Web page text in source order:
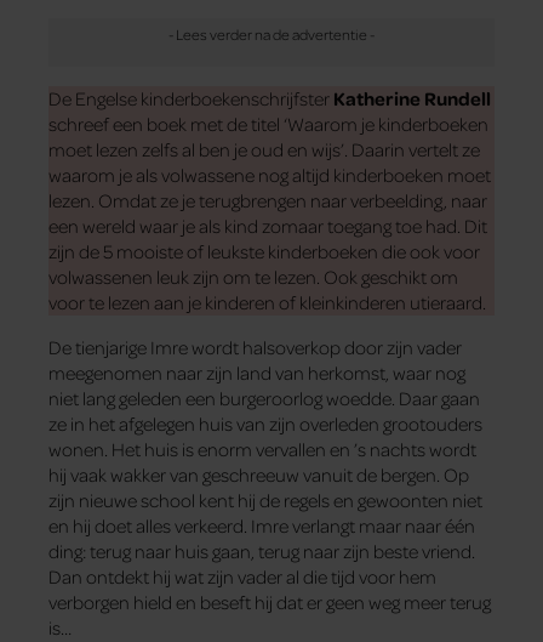
De Engelse kinderboekenschrijfster Katherine Rundell
schreef een boek met de titel ‘Waarom je kinderboeken
moet lezen zelfs al ben je oud en wijs’. Daarin vertelt ze
waarom je als volwassene nog altijd kinderboeken moet
lezen. Omdat ze je terugbrengen naar verbeelding, naar
een wereld waar je als kind zomaar toegang toe had. Dit
zijn de 5 mooiste of leukste kinderboeken die ook voor
volwassenen leuk zijn om te lezen. Ook geschikt om
voor te lezen aan je kinderen of kleinkinderen utieraard.
De tienjarige Imre wordt halsoverkop door zijn vader
meegenomen naar zijn land van herkomst, waar nog
niet lang geleden een burgeroorlog woedde. Daar gaan
ze in het afgelegen huis van zijn overleden grootouders
wonen. Het huis is enorm vervallen en ’s nachts wordt
hij vaak wakker van geschreeuw vanuit de bergen. Op
zijn nieuwe school kent hij de regels en gewoonten niet
en hij doet alles verkeerd. Imre verlangt maar naar één
ding: terug naar huis gaan, terug naar zijn beste vriend.
Dan ontdekt hij wat zijn vader al die tijd voor hem
verborgen hield en beseft hij dat er geen weg meer terug
is…